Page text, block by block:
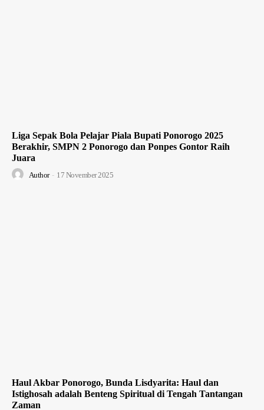
Liga Sepak Bola Pelajar Piala Bupati Ponorogo 2025
Berakhir, SMPN 2 Ponorogo dan Ponpes Gontor Raih
Juara
Author - 17 November 2025
Haul Akbar Ponorogo, Bunda Lisdyarita: Haul dan
Istighosah adalah Benteng Spiritual di Tengah Tantangan
Zaman